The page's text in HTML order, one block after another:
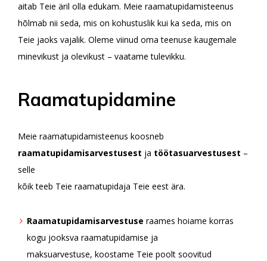
aitab Teie äril olla edukam. Meie raamatupidamisteenus
hõlmab nii seda, mis on kohustuslik kui ka seda, mis on
Teie jaoks vajalik. Oleme viinud oma teenuse kaugemale
minevikust ja olevikust – vaatame tulevikku.
Raamatupidamine
Meie raamatupidamisteenus koosneb
raamatupidamisarvestusest ja töötasuarvestusest –
selle
kõik teeb Teie raamatupidaja Teie eest ära.
Raamatupidamisarvestuse raames hoiame korras
kogu jooksva raamatupidamise ja
maksuarvestuse, koostame Teie poolt soovitud